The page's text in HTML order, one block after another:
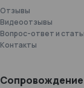
Отзывы
Видеоотзывы
Вопрос-ответ и
Контакты